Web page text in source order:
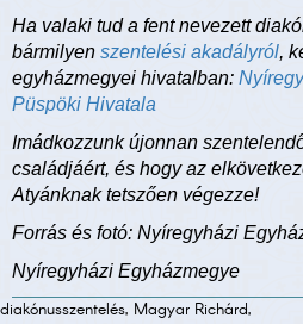
Ha valaki tud a fent nevezett
bármilyen szentelési akadályról,
egyházmegyei hivatalban:
Püspöki Hivatala
Imádkozzunk újonnan
családjáért, és hogy az
Atyánknak tetszően végezze!
Forrás és fotó: Nyíregyházi
Nyíregyházi Egyházmegye
diakónusszentelés, Magyar Richárd,